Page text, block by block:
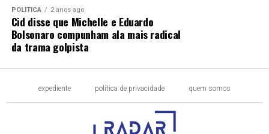
POLÍTICA 2 anos ago
Cid disse que Michelle e Eduardo
Bolsonaro compunham ala mais radical
da trama golpista
expediente política de privacidade quem somos